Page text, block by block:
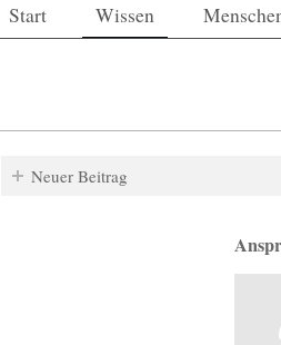
Start Wissen
Neuer Beitrag